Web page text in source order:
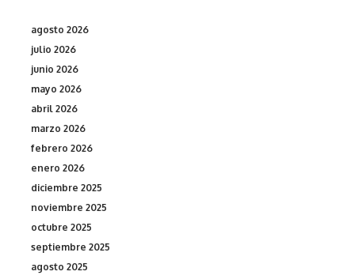
agosto 2026
julio 2026
junio 2026
mayo 2026
abril 2026
marzo 2026
febrero 2026
enero 2026
diciembre 2025
noviembre 2025
octubre 2025
septiembre 2025
agosto 2025